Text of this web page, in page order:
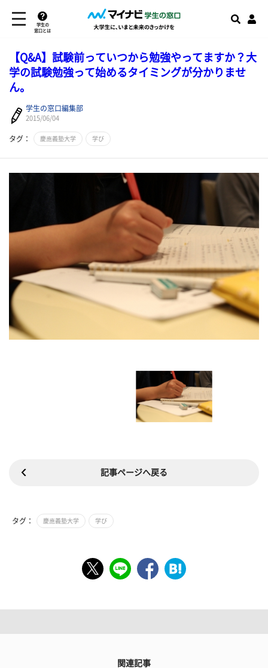
学生の
窓口とは
【Q&A】試験前っていつから勉強やってますか？大
学の試験勉強って始めるタイミングが分かりませ
ん。
学生の窓口編集部
2015/06/04
タグ： 慶應義塾大学 学び
記事ページへ戻る
タグ： 慶應義塾大学 学び
関連記事